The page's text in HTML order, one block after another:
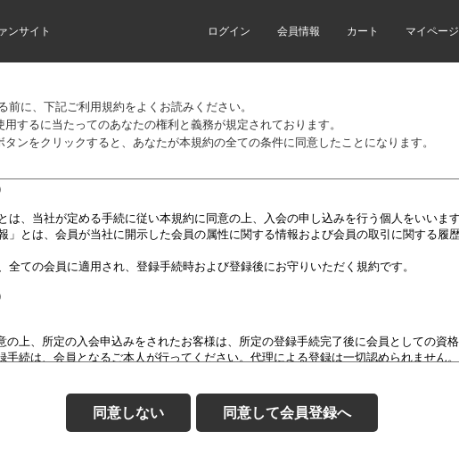
ンサイト ログイン 会員情報 カート マイページ
前に、下記ご利用規約をよくお読みください。
するに当たってのあなたの権利と義務が規定されております。
タンをクリックすると、あなたが本規約の全ての条件に同意したことになります。
同意しない 同意して会員登録へ